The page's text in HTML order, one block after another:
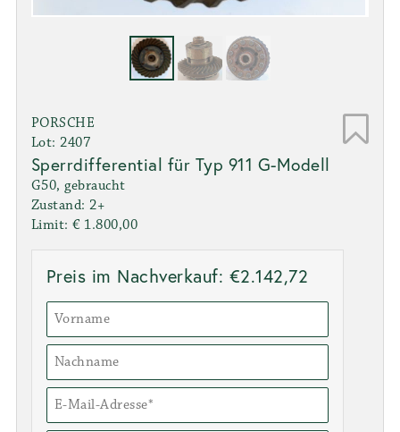
PORSCHE
Lot: 2407
Sperrdifferential für Typ 911 G-Modell
G50, gebraucht
Zustand: 2+
Limit: € 1.800,00
Preis im Nachverkauf: €2.142,72